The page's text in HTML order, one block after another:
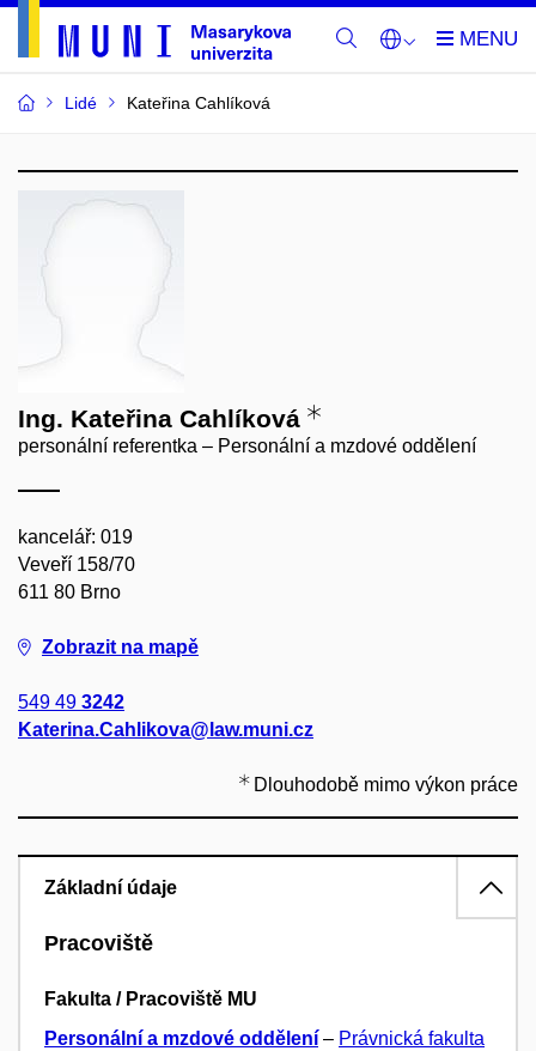
Lidé Kateřina Cahlíková
Ing. Kateřina Cahlíková
personální referentka – Personální a mzdové oddělení
kancelář: 019
Veveří 158/70
611 80 Brno
Zobrazit na mapě
549 49 3242
Katerina.Cahlikova@law.muni.cz
Dlouhodobě mimo výkon práce
Základní údaje
Pracoviště
Fakulta / Pracoviště MU
Personální a mzdové oddělení – Právnická fakulta